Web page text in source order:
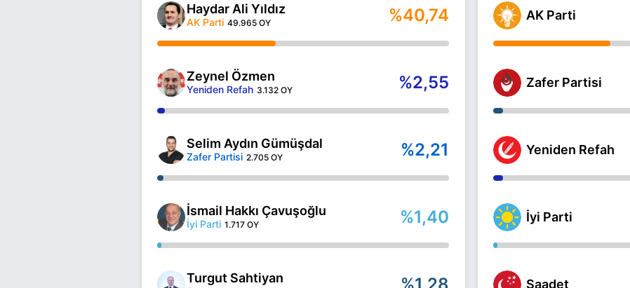
Haydar Ali Yıldız
AK Parti 49.965 OY %40,74
Zeynel Özmen
Yeniden Refah 3.132 OY %2,55
Selim Aydın Gümüşdal
Zafer Partisi 2.705 OY %2,21
İsmail Hakkı Çavuşoğlu
İyi Parti 1.717 OY %1,40
Turgut Sahtiyan
AK Parti
Zafer Partisi
Yeniden Refah
İyi Parti
Saadet